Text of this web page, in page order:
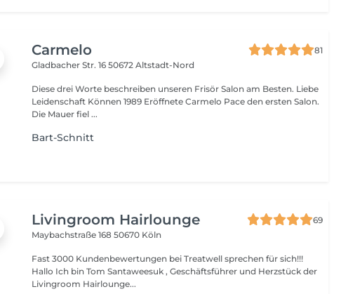
Carmelo
81
Gladbacher Str. 1650672 Altstadt-Nord
Diese drei Worte beschreiben unseren Frisör Salon am Besten. Liebe
Leidenschaft Können 1989 Eröffnete Carmelo Pace den ersten Salon.
Die Mauer fiel ...
Bart-Schnitt
Livingroom Hairlounge
69
Maybachstraße 16850670 Köln
Fast 3000 Kundenbewertungen bei Treatwell sprechen für sich!!!
Hallo Ich bin Tom Santaweesuk , Geschäftsführer und Herzstück der
Livingroom Hairlounge...